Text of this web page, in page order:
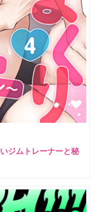
ジムトレーナーと秘